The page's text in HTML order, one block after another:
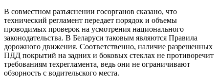
В совместном разъяснении госорганов сказано, что
технический регламент передает порядок и объемы
проводимых проверок на усмотрения национального
законодательства. В Беларуси таковым являются Правила
дорожного движения. Соответственно, наличие разрешенных
ПДД покрытий на задних и боковых стеклах не противоречит
требованиям техрегламента, ведь они не ограничивают
обзорность с водительского места.